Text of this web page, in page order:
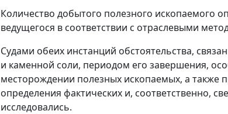
Количество добытого полезного ископаемого
ведущегося в соответствии с отраслевыми
Судами обеих инстанций обстоятельства,
и каменной соли, периодом его завершения,
месторождении полезных ископаемых, а
определения фактических и, соответственно,
исследовались.